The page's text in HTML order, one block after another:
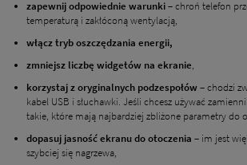
zapewnij odpowiednie warunki –chroń telefon
temperaturą i zakłóconą wentylacją,
włącz tryb oszczędzania energii,
zmniejsz liczbę widgetów na ekranie,
korzystaj z oryginalnych podzespołów– chodzi
kabel USB i słuchawki. Jeśli chcesz używać
takie, które mają najbardziej zbliżone parametry do
dopasuj jasność ekranu do otoczenia – im jest
szybciej się nagrzewa,